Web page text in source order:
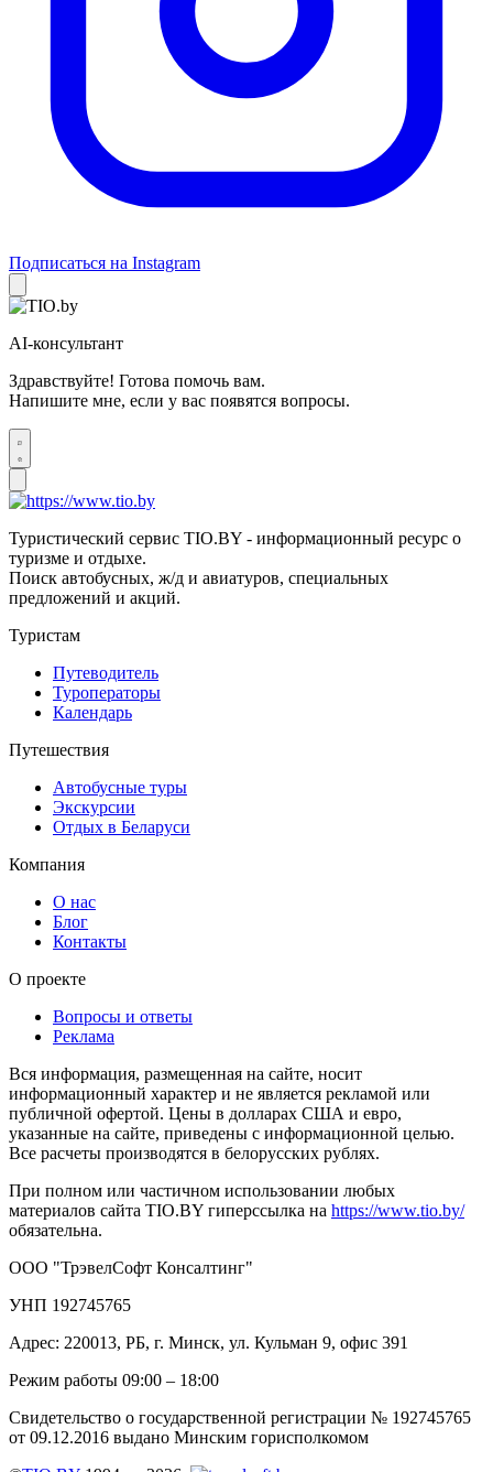
Подписаться на Instagram
AI-консультант
Здравствуйте! Готова помочь вам.
Напишите мне, если у вас появятся вопросы.
Туристический сервис TIO.BY - информационный ресурс о
туризме и отдыхе.
Поиск автобусных, ж/д и авиатуров, специальных
предложений и акций.
Туристам
Путеводитель
Туроператоры
Календарь
Путешествия
Автобусные туры
Экскурсии
Отдых в Беларуси
Компания
О нас
Блог
Контакты
О проекте
Вопросы и ответы
Реклама
Вся информация, размещенная на сайте, носит
информационный характер и не является рекламой или
публичной офертой. Цены в долларах США и евро,
указанные на сайте, приведены с информационной целью.
Все расчеты производятся в белорусских рублях.
При полном или частичном использовании любых
материалов сайта TIO.BY гиперссылка на https://www.tio.by/
обязательна.
ООО "ТрэвелСофт Консалтинг"
УНП 192745765
Адрес: 220013, РБ, г. Минск, ул. Кульман 9, офис 391
Режим работы 09:00 – 18:00
Свидетельство о государственной регистрации № 192745765
от 09.12.2016 выдано Минским горисполкомом